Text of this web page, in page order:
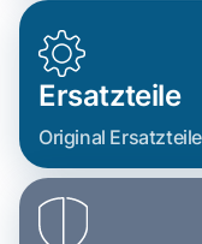
Ersatzteile
Original